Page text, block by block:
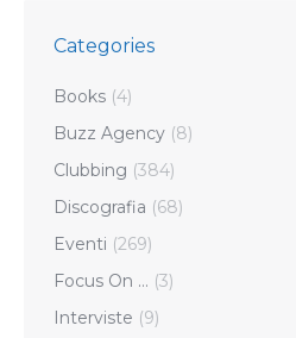
Categories
Books (4)
Buzz Agency (8)
Clubbing (384)
Discografia (68)
Eventi (269)
Focus On … (3)
Interviste (9)